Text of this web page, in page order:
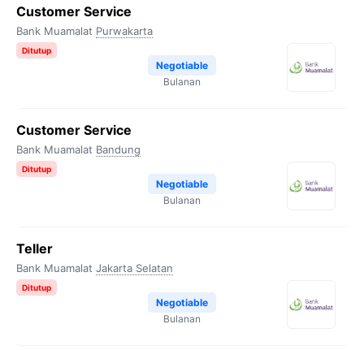
Customer Service
Bank Muamalat Purwakarta
Ditutup
Negotiable
Bulanan
Customer Service
Bank Muamalat Bandung
Ditutup
Negotiable
Bulanan
Teller
Bank Muamalat Jakarta Selatan
Ditutup
Negotiable
Bulanan